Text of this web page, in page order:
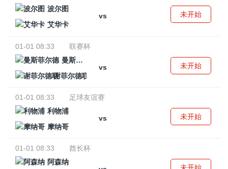
波尔图
vs
艾华卡
未开始
01-01 08:33
联赛杯
曼斯菲尔德
vs
谢菲尔德联
未开始
01-01 08:33
足球友谊赛
利物浦
vs
摩纳哥
未开始
01-01 08:33
酋长杯
阿森纳